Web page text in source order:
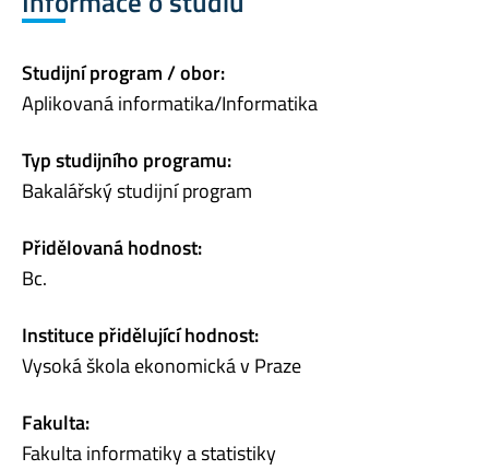
Studijní program / obor:
Aplikovaná informatika/Informatika
Typ studijního programu:
Bakalářský studijní program
Přidělovaná hodnost:
Bc.
Instituce přidělující hodnost:
Vysoká škola ekonomická v Praze
Fakulta:
Fakulta informatiky a statistiky